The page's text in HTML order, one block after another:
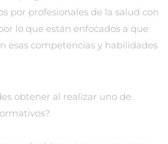
por profesionales de la salud con
lo que están enfocados a que
esas competencias y habilidades
obtener al realizar uno de